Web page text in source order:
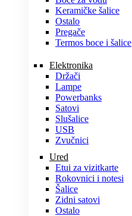
Keramičke šalice
Ostalo
Pregače
Termos boce i šalice
Elektronika
Držači
Lampe
Powerbanks
Satovi
Slušalice
USB
Zvučnici
Ured
Etui za vizitkarte
Rokovnici i notesi
Šalice
Zidni satovi
Ostalo